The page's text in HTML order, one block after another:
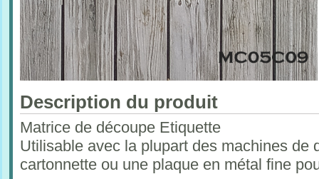
Description du produit
Matrice de découpe Etiquette
Utilisable avec la plupart des machines de
cartonnette ou une plaque en métal fine